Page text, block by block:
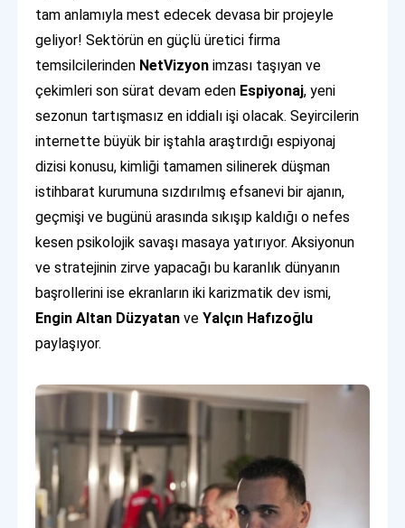
tam anlamıyla mest edecek devasa bir projeyle
geliyor! Sektörün en güçlü üretici firma
temsilcilerinden NetVizyon imzası taşıyan ve
çekimleri son sürat devam eden Espiyonaj, yeni
sezonun tartışmasız en iddialı işi olacak. Seyircilerin
internette büyük bir iştahla araştırdığı espiyonaj
dizisi konusu, kimliği tamamen silinerek düşman
istihbarat kurumuna sızdırılmış efsanevi bir ajanın,
geçmişi ve bugünü arasında sıkışıp kaldığı o nefes
kesen psikolojik savaşı masaya yatırıyor. Aksiyonun
ve stratejinin zirve yapacağı bu karanlık dünyanın
başrollerini ise ekranların iki karizmatik dev ismi,
Engin Altan Düzyatan veYalçın Hafızoğlu
paylaşıyor.